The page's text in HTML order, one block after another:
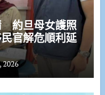
約旦母女護照
官解危順利延
2026